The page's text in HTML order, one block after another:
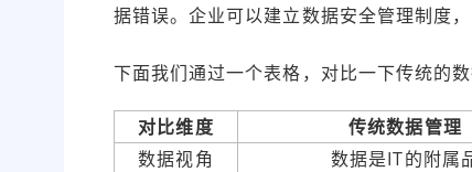
据错误。企业可以建立数据安全管理制度，
下面我们通过一个表格，对比一下传统的
对比维度 传统数据管理
数据视角
数据是IT的附属